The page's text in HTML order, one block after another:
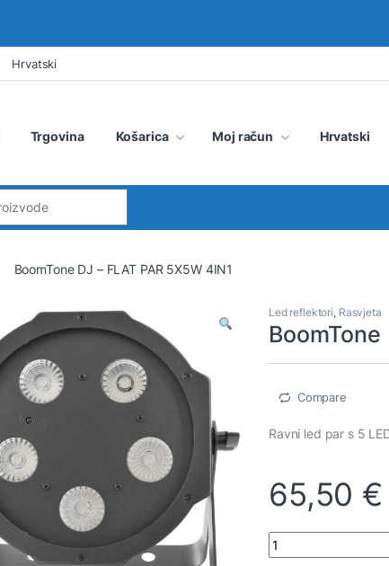
Hrvatski
Trgovina Košarica Moj račun Hrvatski
BoomTone DJ – FLAT PAR 5X5W 4IN1
Led reflektori, Rasvjeta
BoomTone
Compare
Ravni led par s 5
65,50 €
BoomTone DJ -